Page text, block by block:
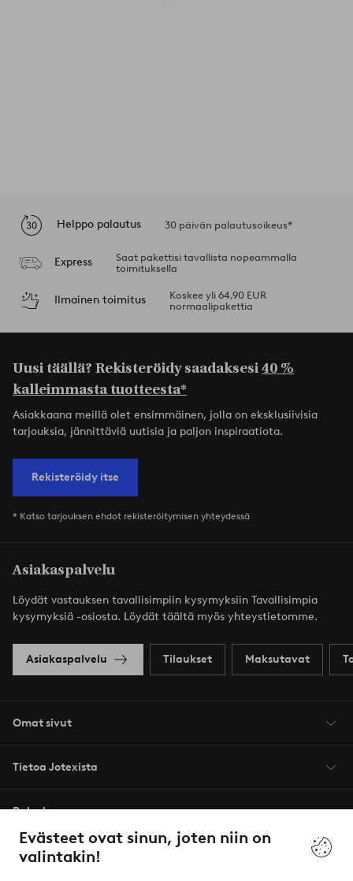
Evästeet ovat sinun, joten niin on
valintakin!
Helppo palautus 30 päivän palautusoikeus*
Express
Saat pakettisi tavallista nopeammalla
toimituksella
Ilmainen toimitus
Koskee yli 64,90 EUR
normaalipakettia
Uusi täällä? Rekisteröidy saadaksesi40 %
kalleimmasta tuotteesta*
Asiakkaana meillä olet ensimmäinen, jolla on eksklusiivisia
tarjouksia, jännittäviä uutisia ja paljon inspiraatiota.
Rekisteröidy itse
* Katso tarjouksen ehdot rekisteröitymisen yhteydessä
Asiakaspalvelu
Löydät vastauksen tavallisimpiin kysymyksiin Tavallisimpia
kysymyksiä -osiosta. Löydät täältä myös yhteystietomme.
Asiakaspalvelu Tilaukset Maksutavat
Omat sivut
Tietoa Jotexista
Palvelumme
Ehdot